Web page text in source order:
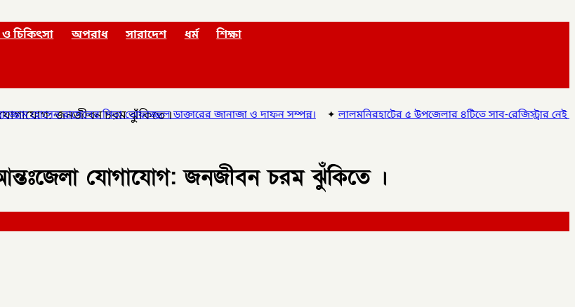
ও চিকিৎসা অপরাধ সারাদেশ ধর্ম শিক্ষা
তোফাজ্জল ডাক্তারের জানাজা ও দাফন সম্পন্ন।✦লালমনিরহাটের ৫ উপজেলার ৪টিতে সাব-রেজিস্ট্রার নেই অতিরিক্ত দায়িত্বে চলছে
যোগাযোগ: জনজীবন চরম ঝুঁকিতে ।
যোগাযোগ: জনজীবন চরম ঝুঁকিতে ।